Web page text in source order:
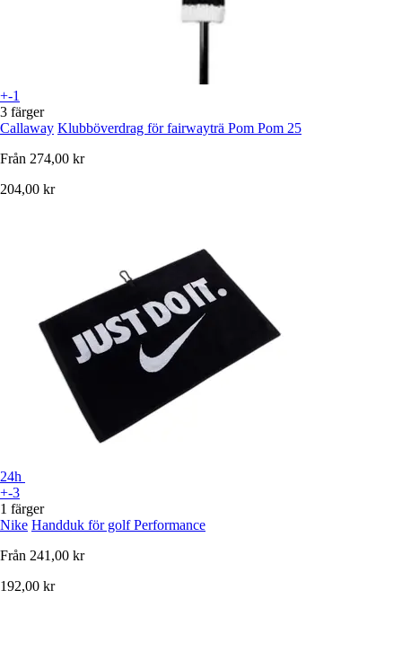
+-1
3 färger
Callaway Klubböverdrag för fairwayträ Pom Pom 25
Från 274,00 kr
204,00 kr
24h
+-3
1 färger
Nike Handduk för golf Performance
Från 241,00 kr
192,00 kr